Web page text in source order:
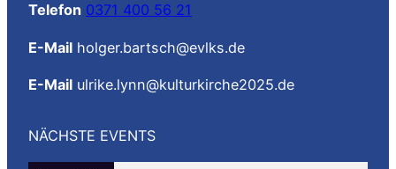
Telefon 0371 400 56 21
E-Mail holger.bartsch@evlks.de
E-Mail ulrike.lynn@kulturkirche2025.de
NÄCHSTE EVENTS